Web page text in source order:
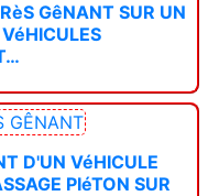
GêNANT SUR UN
GÊNANT
D'UN VéHICULE
PIéTON SUR